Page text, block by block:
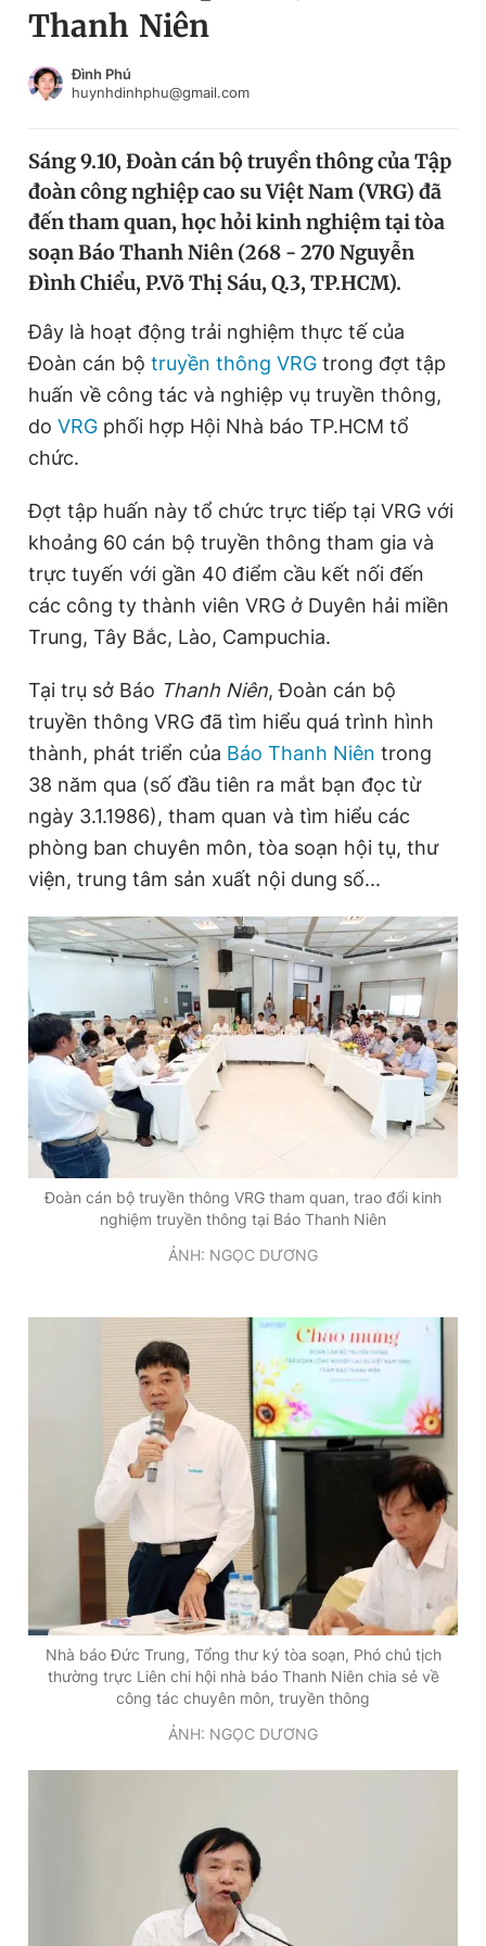
Chuyên mục khác
Chào ngày mới
Video Magazine
Sản phẩm khác
Tiện ích Bạn cần biết
Thông tin tòa soạn Liên hệ quảng cáo
Đọc Thanh Niên trên điện thoại
Theo dõi báo trên
Hotline
0906 645 777
Liên hệ quảng cáo
0908 780 404
Đặt báo Quảng cáo RSS Chính sách bảo
Tổng biên tập: Nguyễn Ngọc Toàn
Phó tổng biên tập: Lâm Hiếu Dũng
Phó tổng biên tập: Trần Việt Hưng
Tổng thư ký tòa soạn: Đức Trung
Giấy phép xuất bản số 110/GP - BTTTT cấp ngày 24.3.2020
© 2003-2026 Bản quyền thuộc về Báo Thanh Niên. Cấm sao
chép dưới mọi hình thức nếu không có sự chấp thuận bằng văn
bản. Phát triển bởi ePi Technologies, JSC.
Đăng xuất
Thanh Niên
Đình Phú
huynhdinhphu@gmail.com
Sáng 9.10, Đoàn cán bộ truyền thông của Tập
đoàn công nghiệp cao su Việt Nam (VRG) đã
đến tham quan, học hỏi kinh nghiệm tại tòa
soạn Báo Thanh Niên (268 - 270 Nguyễn
Đình Chiểu, P.Võ Thị Sáu, Q.3, TP.HCM).
Đây là hoạt động trải nghiệm thực tế của
Đoàn cán bộ truyền thông VRG trong đợt tập
huấn về công tác và nghiệp vụ truyền thông,
do VRG phối hợp Hội Nhà báo TP.HCM tổ
chức.
Đợt tập huấn này tổ chức trực tiếp tại VRG với
khoảng 60 cán bộ truyền thông tham gia và
trực tuyến với gần 40 điểm cầu kết nối đến
các công ty thành viên VRG ở Duyên hải miền
Trung, Tây Bắc, Lào, Campuchia.
Tại trụ sở Báo Thanh Niên, Đoàn cán bộ
truyền thông VRG đã tìm hiểu quá trình hình
thành, phát triển của Báo Thanh Niên trong
38 năm qua (số đầu tiên ra mắt bạn đọc từ
ngày 3.1.1986), tham quan và tìm hiểu các
phòng ban chuyên môn, tòa soạn hội tụ, thư
viện, trung tâm sản xuất nội dung số...
Đoàn cán bộ truyền thông VRG tham quan, trao đổi kinh
nghiệm truyền thông tại Báo Thanh Niên
ẢNH: NGỌC DƯƠNG
Nhà báo Đức Trung, Tổng thư ký tòa soạn, Phó chủ tịch
thường trực Liên chi hội nhà báo Thanh Niên chia sẻ về
công tác chuyên môn, truyền thông
ẢNH: NGỌC DƯƠNG